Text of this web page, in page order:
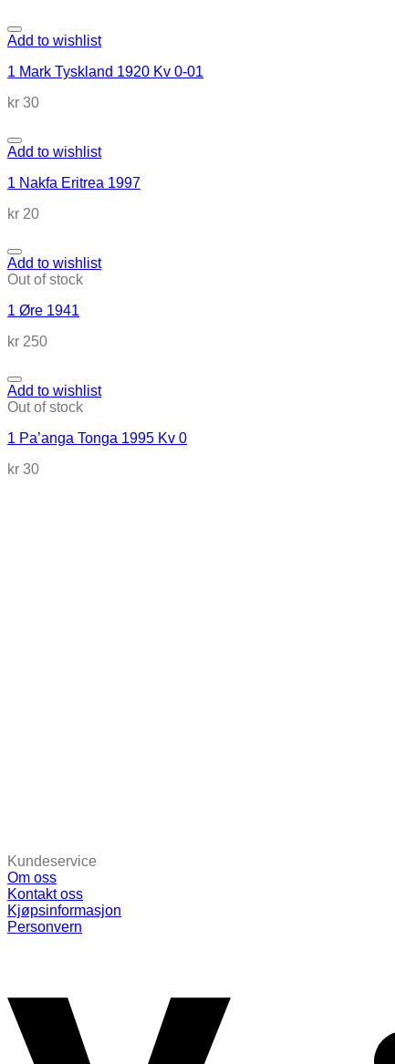
Add to wishlist
1 Mark Tyskland 1920 Kv 0-01
kr 30
Add to wishlist
1 Nakfa Eritrea 1997
kr 20
Add to wishlist
Out of stock
1 Øre 1941
kr 250
Add to wishlist
Out of stock
1 Pa’anga Tonga 1995 Kv 0
kr 30
Kundeservice
Om oss
Kontakt oss
Kjøpsinformasjon
Personvern